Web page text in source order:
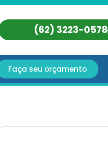
(62) 3223-0578
Faça seu orçamento